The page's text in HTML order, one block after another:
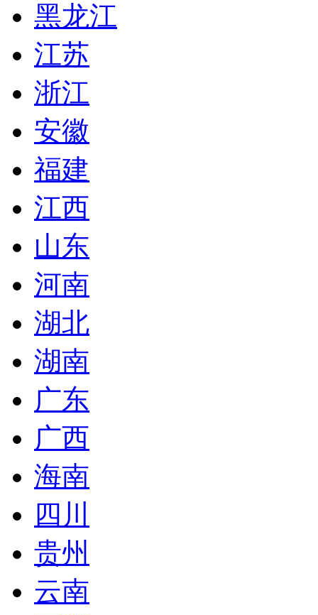
黑龙江
江苏
浙江
安徽
福建
江西
山东
河南
湖北
湖南
广东
广西
海南
四川
贵州
云南